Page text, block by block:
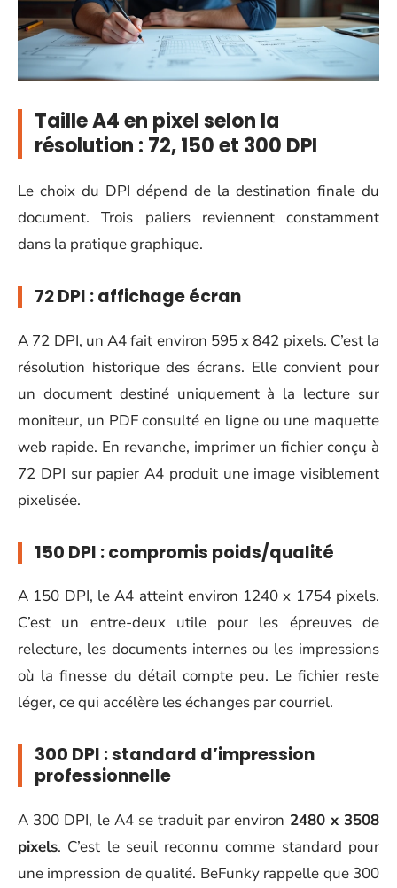
Taille A4 en pixel selon la
résolution : 72, 150 et 300 DPI
Le choix du DPI dépend de la destination finale du
document. Trois paliers reviennent constamment
dans la pratique graphique.
72 DPI : affichage écran
A 72 DPI, un A4 fait environ 595 x 842 pixels. C’est la
résolution historique des écrans. Elle convient pour
un document destiné uniquement à la lecture sur
moniteur, un PDF consulté en ligne ou une maquette
web rapide. En revanche, imprimer un fichier conçu à
72 DPI sur papier A4 produit une image visiblement
pixelisée.
150 DPI : compromis poids/qualité
A 150 DPI, le A4 atteint environ 1240 x 1754 pixels.
C’est un entre-deux utile pour les épreuves de
relecture, les documents internes ou les impressions
où la finesse du détail compte peu. Le fichier reste
léger, ce qui accélère les échanges par courriel.
300 DPI : standard d’impression
professionnelle
A 300 DPI, le A4 se traduit par environ 2480 x 3508
pixels. C’est le seuil reconnu comme standard pour
une impression de qualité. BeFunky rappelle que 300